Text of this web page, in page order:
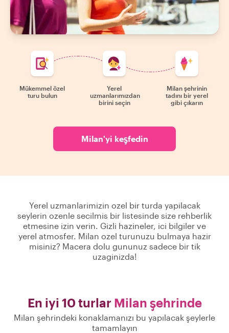
Mükemmel özel
turu bulun
Yerel
uzmanlarımızdan
birini seçin
Milan şehrinin
tadını bir yerel
gibi çıkarın
Milan'yi keşfedin
Yerel uzmanlarimizin ozel bir turda yapilacak
seylerin ozenle secilmis bir listesinde size rehberlik
etmesine izin verin. Gizli hazineler, ici bilgiler ve
yerel atmosfer. Milan ozel turunuzu bulmaya hazir
misiniz? Macera dolu gununuz sadece bir tik
uzaginizda!
En iyi 10 turlar Milan şehrinde
Milan şehrindeki konaklamanızı bu yapılacak şeylerle
tamamlayın